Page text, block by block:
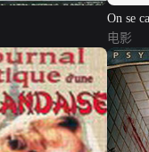
On se
电影